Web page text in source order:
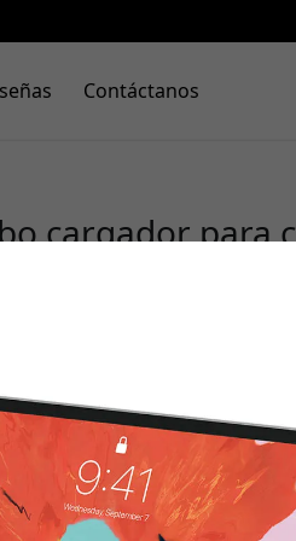
Contáctanos
cargador para
Delivery,
- Plata